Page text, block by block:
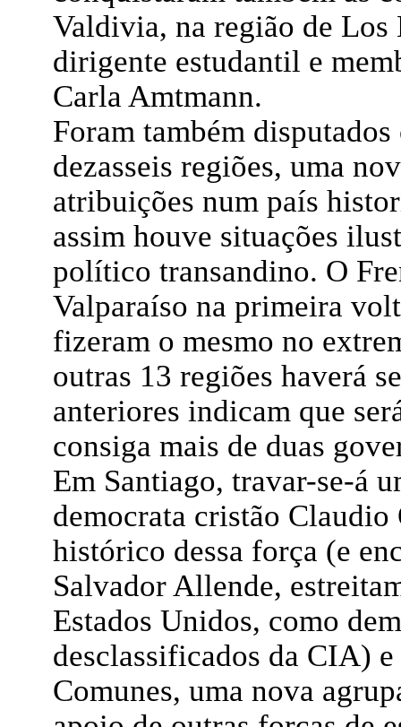
Valdivia, na região de
dirigente estudantil e
Carla Amtmann.
Foram também
dezasseis regiões, uma
atribuições num país
assim houve situações
político transandino. O
Valparaíso na primeira
fizeram o mesmo no
outras 13 regiões haverá
anteriores indicam que
consiga mais de duas
Em Santiago, travar-se-á
democrata cristão
histórico dessa força (e
Salvador Allende,
Estados Unidos, como
desclassificados da CIA)
Comunes, uma nova